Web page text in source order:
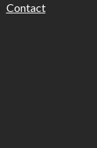
Contact